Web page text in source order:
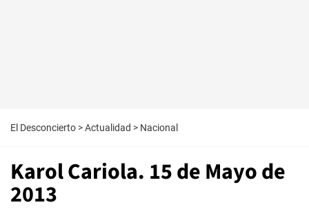
El Desconcierto >Actualidad > Nacional
Karol Cariola. 15 de Mayo de
2013